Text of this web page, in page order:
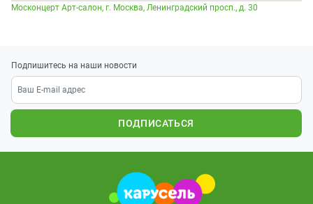
Москонцерт Арт-салон, г. Москва, Ленинградский просп., д. 30
Подпишитесь на наши новости
ПОДПИСАТЬСЯ